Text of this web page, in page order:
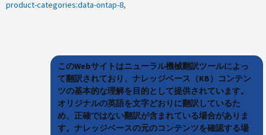
product-categories:data-ontap-8
このWebサイトはニューラル機械翻訳ツールによっ
て翻訳されており、ナレッジベース（KB）コンテン
ツの基本的な理解を目的として提供されています。
オリジナルの英語を文字どおりに翻訳しているた
め、正確ではない翻訳が含まれている場合がありま
す。ナレッジベースの元のコンテンツを確認する場